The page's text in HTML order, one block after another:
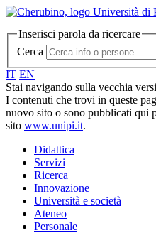
Inserisci parola da ricercare
Cerca
IT EN
Stai navigando sulla vecchia
I contenuti che trovi in queste
nuovo sito o sono pubblicati qui
sito www.unipi.it.
Didattica
Servizi
Ricerca
Innovazione
Università e società
Ateneo
Personale